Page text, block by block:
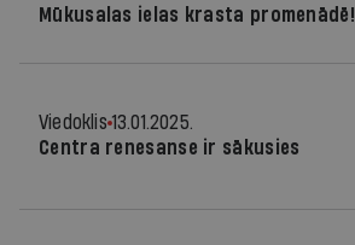
Mūkusalas ielas krasta promenādē!
Viedoklis 13.01.2025.
Centra renesanse ir sākusies